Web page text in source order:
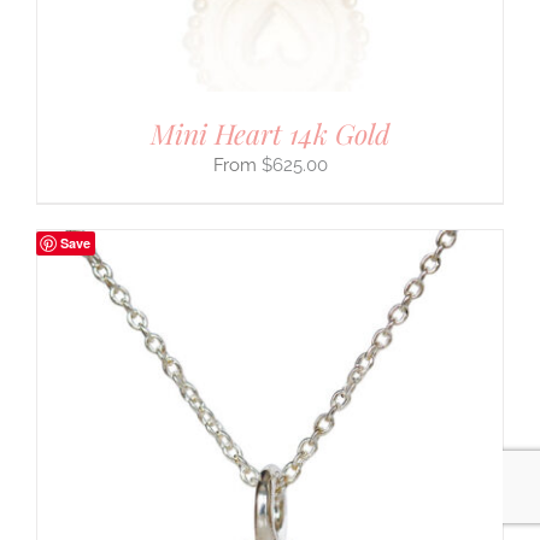
Mini Heart 14k Gold
$625.00
Save